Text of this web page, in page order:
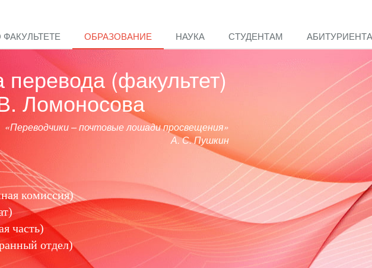
ФАКУЛЬТЕТЕ ОБРАЗОВАНИЕ НАУКА СТУДЕНТАМ
(факультет)
Ломоносова
«Переводчики – почтовые лошади просвещения»
А. С. Пушкин
комиссия)
часть)
отдел)